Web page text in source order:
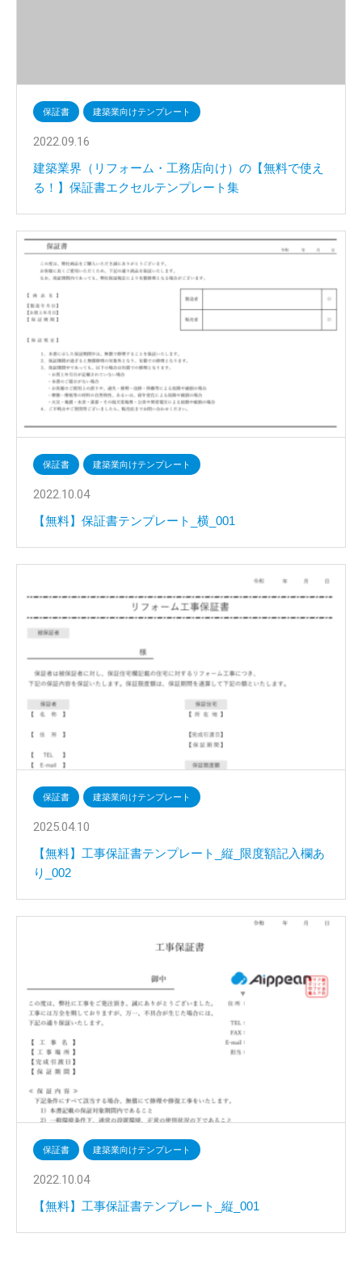
保証書 建築業向けテンプレート
2022.09.16
建築業界（リフォーム・工務店向け）の【無料で使え
る！】保証書エクセルテンプレート集
保証書 建築業向けテンプレート
2022.10.04
【無料】保証書テンプレート_横_001
保証書 建築業向けテンプレート
2025.04.10
【無料】工事保証書テンプレート_縦_限度額記入欄あ
り_002
保証書 建築業向けテンプレート
2022.10.04
【無料】工事保証書テンプレート_縦_001